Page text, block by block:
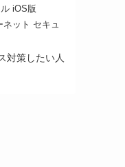
iOS版
ット セキュ
対策したい人